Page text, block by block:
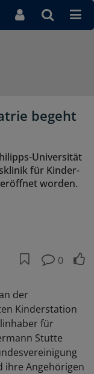
begeht
Universität
für Kinder-
worden.
0
der
Kinderstation
für
Stutte
ihre Angehörigen